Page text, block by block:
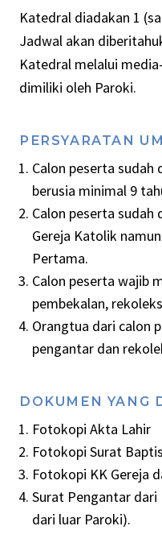
Katedral diadakan 1
Jadwal akan
Katedral melalui
dimiliki oleh Paroki.
PERSYARATAN
Calon peserta sudah
berusia minimal 9
Calon peserta
Gereja Katolik
Pertama.
Calon peserta wajib
pembekalan,
Orangtua dari calon
pengantar dan
DOKUMEN YANG
Fotokopi Akta Lahir
Fotokopi Surat Baptis
Fotokopi KK Gereja
Surat Pengantar
dari luar Paroki).